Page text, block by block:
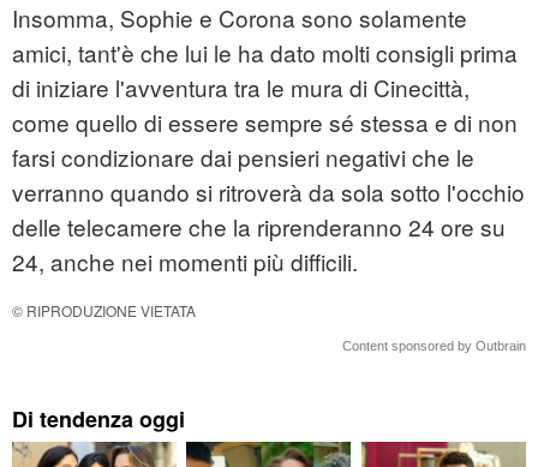
Insomma, Sophie e Corona sono solamente
amici, tant'è che lui le ha dato molti consigli prima
di iniziare l'avventura tra le mura di Cinecittà,
come quello di essere sempre sé stessa e di non
farsi condizionare dai pensieri negativi che le
verranno quando si ritroverà da sola sotto l'occhio
delle telecamere che la riprenderanno 24 ore su
24, anche nei momenti più difficili.
© RIPRODUZIONE VIETATA
Content sponsored by Outbrain
Di tendenza oggi